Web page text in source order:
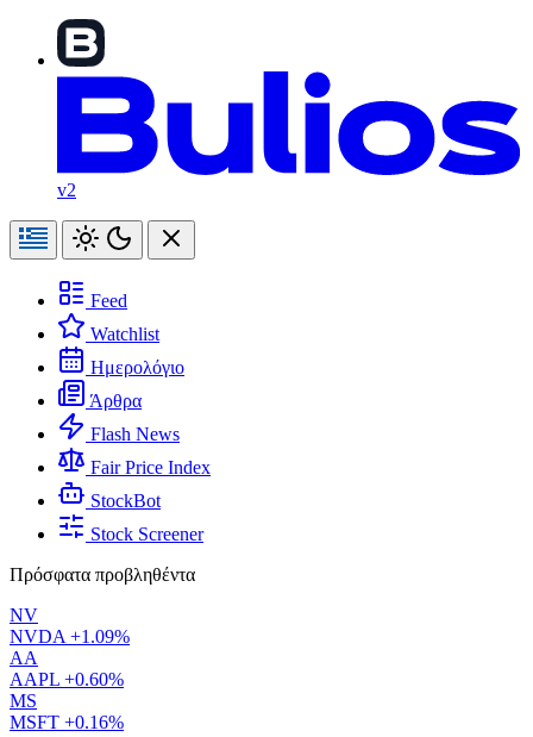
v2
Feed
Watchlist
Ημερολόγιο
Άρθρα
Flash News
Fair Price Index
StockBot
Stock Screener
Πρόσφατα προβληθέντα
NV
NVDA +1.09%
AA
AAPL +0.60%
MS
MSFT +0.16%